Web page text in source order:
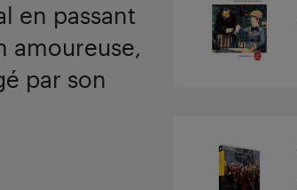
en passant
amoureuse,
par son